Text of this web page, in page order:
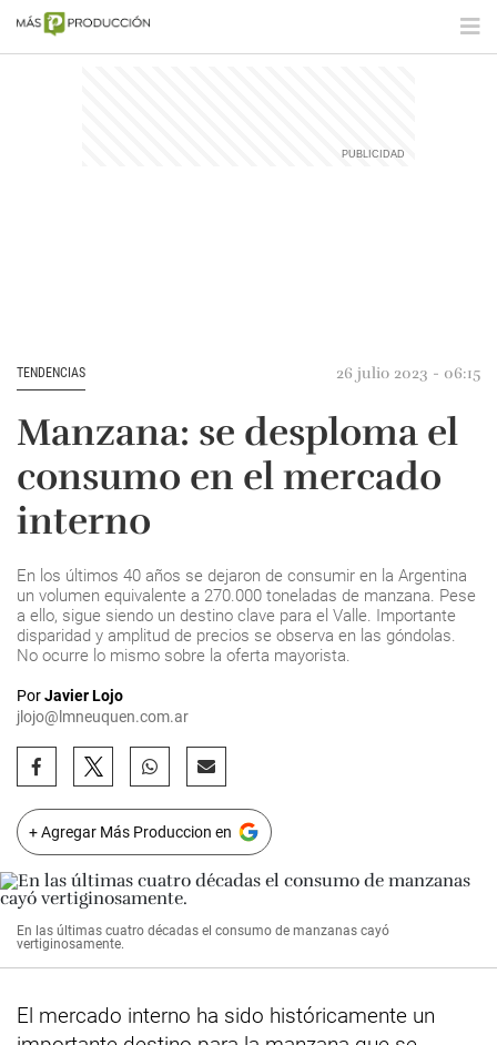
TENDENCIAS 26 julio 2023 - 06:15
Manzana: se desploma el
consumo en el mercado
interno
En los últimos 40 años se dejaron de consumir en la Argentina
un volumen equivalente a 270.000 toneladas de manzana. Pese
a ello, sigue siendo un destino clave para el Valle. Importante
disparidad y amplitud de precios se observa en las góndolas.
No ocurre lo mismo sobre la oferta mayorista.
PorJavier Lojo
jlojo@lmneuquen.com.ar
+ Agregar Más Produccion en
En las últimas cuatro décadas el consumo de manzanas cayó
vertiginosamente.
El mercado interno ha sido históricamente un